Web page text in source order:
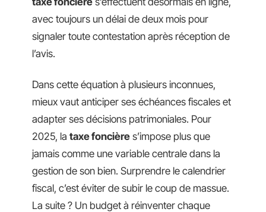
avec toujours un délai de deux mois pour
signaler toute contestation après réception de
l’avis.
Dans cette équation à plusieurs inconnues,
mieux vaut anticiper ses échéances fiscales et
adapter ses décisions patrimoniales. Pour
2025, la taxe foncière s’impose plus que
jamais comme une variable centrale dans la
gestion de son bien. Surprendre le calendrier
fiscal, c’est éviter de subir le coup de massue.
La suite ? Un budget à réinventer chaque